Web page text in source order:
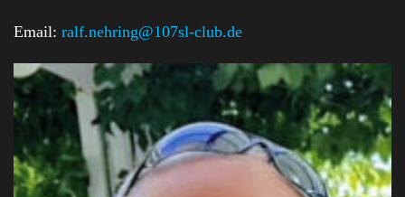
Email: ralf.nehring@107sl-club.de